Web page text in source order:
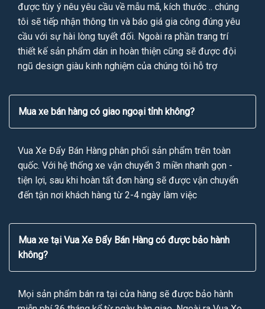
được tùy ý nêu yêu cầu về mẫu mã, kích thước .. chúng
tôi sẽ tiếp nhận thông tin và báo giá gia công đúng yêu
cầu với sự hài lòng tuyết đối. Ngoài ra phần trang trí
thiết kế sản phẩm dán in hoàn thiện cũng sẽ được đội
ngũ design giàu kinh nghiệm của chúng tôi hỗ trợ
Mua xe bán hàng có giao ngoại tỉnh không?
Vua Xe Đẩy Bán Hàng phân phối sản phẩm trên toàn
quốc. Với hệ thống xe vận chuyển 3 miền nhanh gọn -
tiện lợi, sau khi hoàn tất đơn hàng sẽ được vận chuyển
đến tận nơi khách hàng từ 2-4 ngày làm việc
Mua xe tại Vua Xe Đẩy Bán Hàng có được bảo hành
không?
Mọi sản phẩm bán ra tại cửa hàng sẽ được bảo hành